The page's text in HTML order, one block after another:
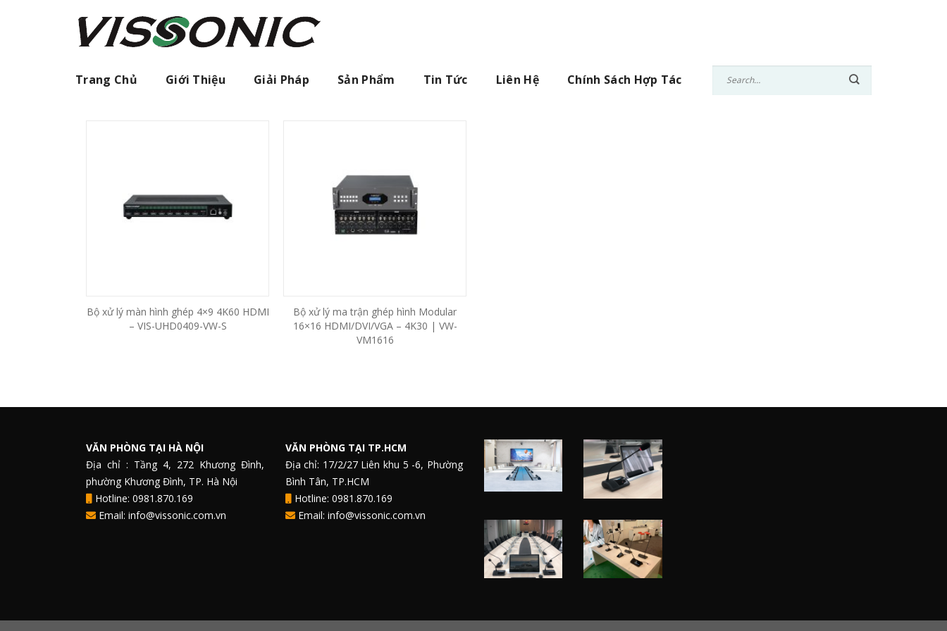
Trang Chủ Giới Thiệu Giải Pháp Sản Phẩm Tin Tức Liên Hệ Chính Sách Hợp Tác
Bộ xử lý màn hình ghép 4×9 4K60 HDMI
– VIS-UHD0409-VW-S
Bộ xử lý ma trận ghép hình Modular
16×16 HDMI/DVI/VGA – 4K30 | VW-
VM1616
VĂN PHÒNG TẠI HÀ NỘI
Địa chỉ : Tầng 4, 272 Khương Đình,
phường Khương Đình, TP. Hà Nội
Hotline: 0981.870.169
Email: info@vissonic.com.vn
VĂN PHÒNG TẠI TP.HCM
Địa chỉ: 17/2/27 Liên khu 5 -6, Phường
Bình Tân, TP.HCM
Hotline: 0981.870.169
Email: info@vissonic.com.vn